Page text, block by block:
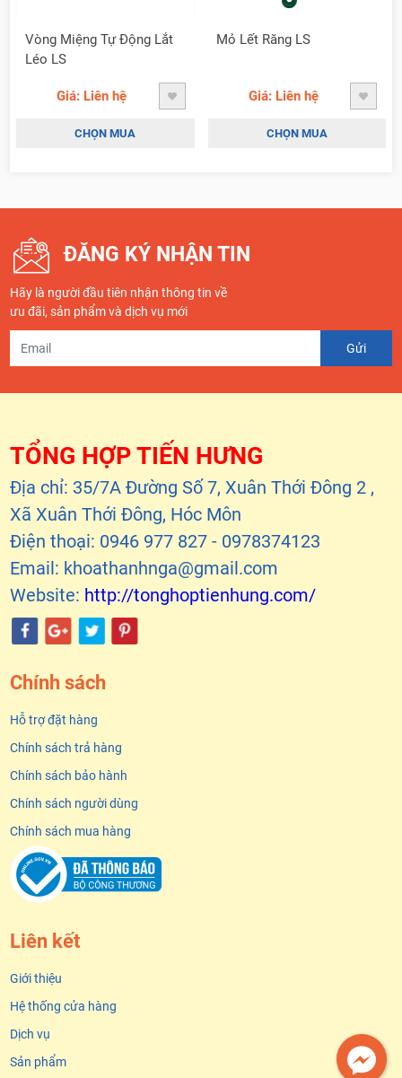
Vòng Miệng Tự Động Lắt
Léo LS
Giá: Liên hệ
CHỌN MUA
Mỏ Lết Răng LS
Giá: Liên hệ
CHỌN MUA
ĐĂNG KÝ NHẬN TIN
Hãy là người đầu tiên nhận thông tin về
ưu đãi, sản phẩm và dịch vụ mới
TỔNG HỢP TIẾN HƯNG
Địa chỉ: 35/7A Đường Số 7, Xuân Thới Đông 2 ,
Xã Xuân Thới Đông, Hóc Môn
Điện thoại: 0946 977 827 - 0978374123
Email: khoathanhnga@gmail.com
Website: http://tonghoptienhung.com/
Chính sách
Hỗ trợ đặt hàng
Chính sách trả hàng
Chính sách bảo hành
Chính sách người dùng
Chính sách mua hàng
Liên kết
Giới thiệu
Hệ thống cửa hàng
Dịch vụ
Sản phẩm